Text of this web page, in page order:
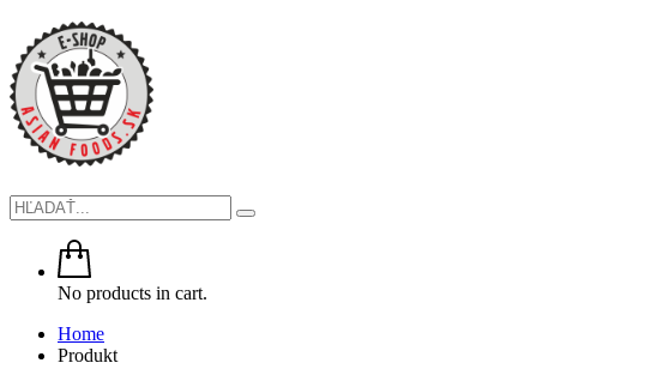
No products in cart.
Home
Produkt